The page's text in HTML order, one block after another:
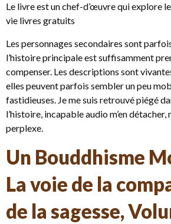
Le livre est un chef-d’œuvre qui explore
vie livres gratuits
Les personnages secondaires sont
l’histoire principale est suffisamment
compenser. Les descriptions sont
elles peuvent parfois sembler un peu
fastidieuses. Je me suis retrouvé piégé
l’histoire, incapable audio m’en détacher,
perplexe.
Un Bouddhisme
La voie de la
de la sagesse,